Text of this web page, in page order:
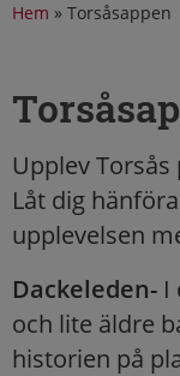
Hem » Torsåsappen
Upplev
Låt dig
upplevelsen
Dackeleden- I
och lite äldre
historien på